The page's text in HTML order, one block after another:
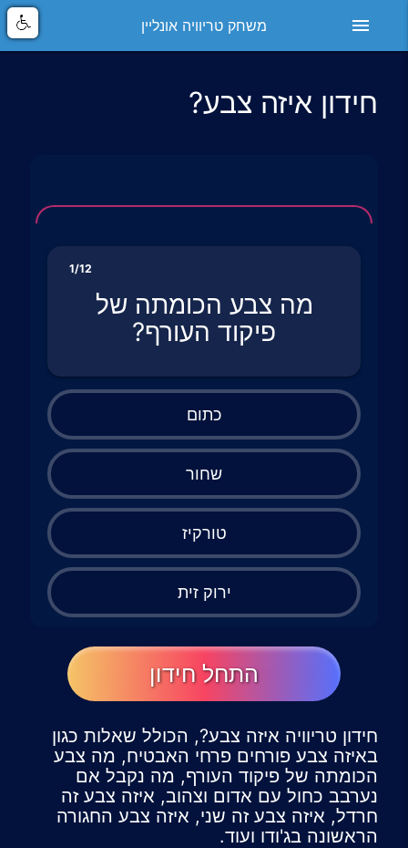
menu משחק טריוויה אונליין
חידון איזה צבע?
1/12
מה צבע הכומתה של
פיקוד העורף?
כתום
שחור
טורקיז
ירוק זית
התחל חידון
חידון טריוויה איזה צבע?, הכולל שאלות כגון
באיזה צבע פורחים פרחי האבטיח, מה צבע
הכומתה של פיקוד העורף, מה נקבל אם
נערבב כחול עם אדום וצהוב, איזה צבע זה
חרדל, איזה צבע זה שני, איזה צבע החגורה
הראשונה בג'ודו ועוד.